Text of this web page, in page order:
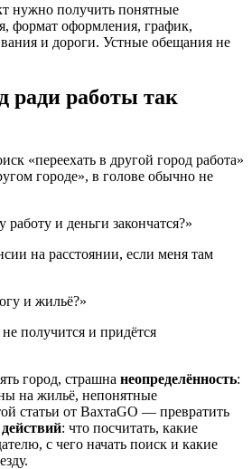
нужно получить понятные
формат оформления, график,
и дороги. Устные обещания не
ради работы так
«переехать в другой город работа»
городе», в голове обычно не
и деньги закончатся?»
на расстоянии, если меня там
и жильё?»
получится и придётся
город, страшна неопределённость:
на жильё, непонятные
статьи от ВахтаGO — превратить
: что посчитать, какие
с чего начать поиск и какие